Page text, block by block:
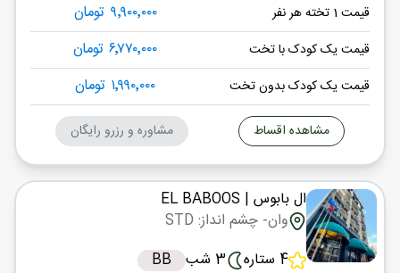
قیمت 1 تخته هر نفر ۹٬۹۰۰٬۰۰۰ تومان
قیمت یک کودک با تخت ۶٬۷۷۰٬۰۰۰ تومان
قیمت یک کودک بدون تخت ۱٬۹۹۰٬۰۰۰ تومان
مشاهده اقساط مشاوره و رزرو رایگان
ال بابوس | EL BABOOS
وان- چشم انداز: STD
4 ستاره
3 شب BB